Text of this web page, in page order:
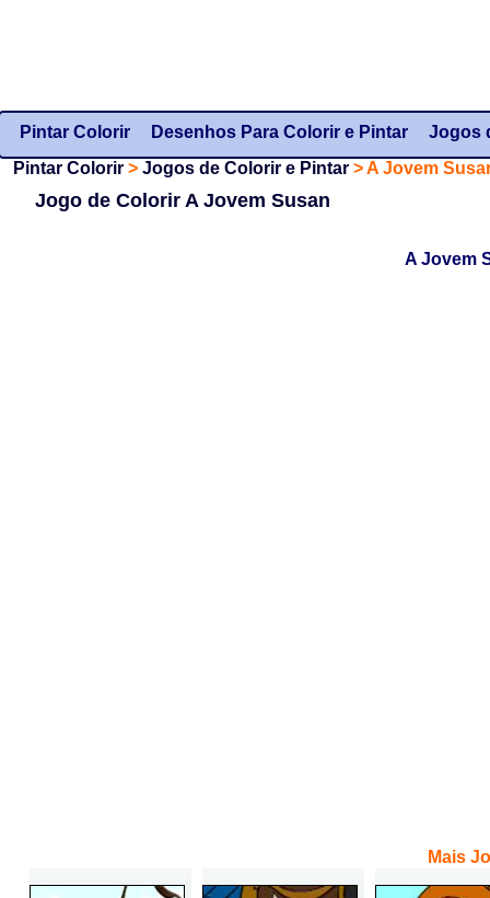
Pintar Colorir Desenhos Para Colorir e Pintar
Jogos
Pintar Colorir > Jogos de Colorir e Pintar >A Jovem
Jogo de Colorir A Jovem Susan
A Jovem
Mais